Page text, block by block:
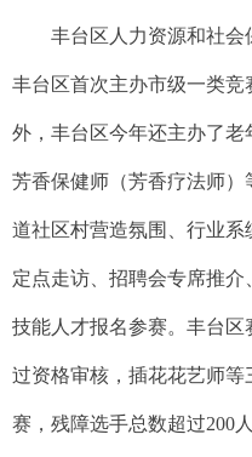
丰台区人力资源和社会
丰台区首次主办市级一类
外，丰台区今年还主办了老
芳香保健师（芳香疗法师
道社区村营造氛围、行业
定点走访、招聘会专席推
技能人才报名参赛。丰台区
过资格审核，插花花艺师
赛，残障选手总数超过200